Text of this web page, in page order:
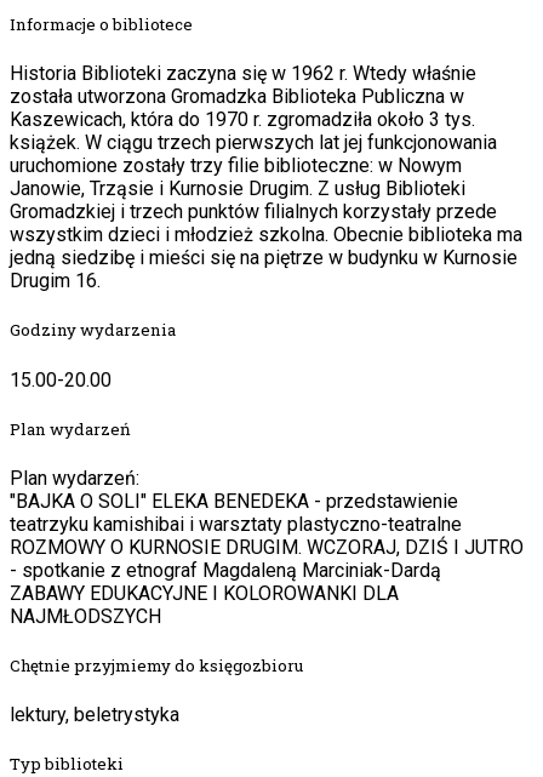
Informacje o bibliotece
Historia Biblioteki zaczyna się w 1962 r. Wtedy właśnie
została utworzona Gromadzka Biblioteka Publiczna w
Kaszewicach, która do 1970 r. zgromadziła około 3 tys.
książek. W ciągu trzech pierwszych lat jej funkcjonowania
uruchomione zostały trzy filie biblioteczne: w Nowym
Janowie, Trząsie i Kurnosie Drugim. Z usług Biblioteki
Gromadzkiej i trzech punktów filialnych korzystały przede
wszystkim dzieci i młodzież szkolna. Obecnie biblioteka ma
jedną siedzibę i mieści się na piętrze w budynku w Kurnosie
Drugim 16.
Godziny wydarzenia
15.00-20.00
Plan wydarzeń
Plan wydarzeń:
"BAJKA O SOLI" ELEKA BENEDEKA - przedstawienie
teatrzyku kamishibai i warsztaty plastyczno-teatralne
ROZMOWY O KURNOSIE DRUGIM. WCZORAJ, DZIŚ I JUTRO
- spotkanie z etnograf Magdaleną Marciniak-Dardą
ZABAWY EDUKACYJNE I KOLOROWANKI DLA
NAJMŁODSZYCH
Chętnie przyjmiemy do księgozbioru
lektury, beletrystyka
Typ biblioteki